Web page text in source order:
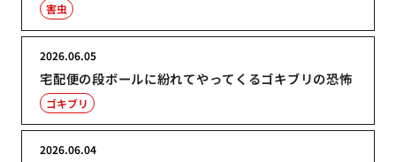
害虫
宅配便の段ボールに紛れてやってくるゴキブリの恐怖
2026.06.05
ゴキブリ
2026.06.04